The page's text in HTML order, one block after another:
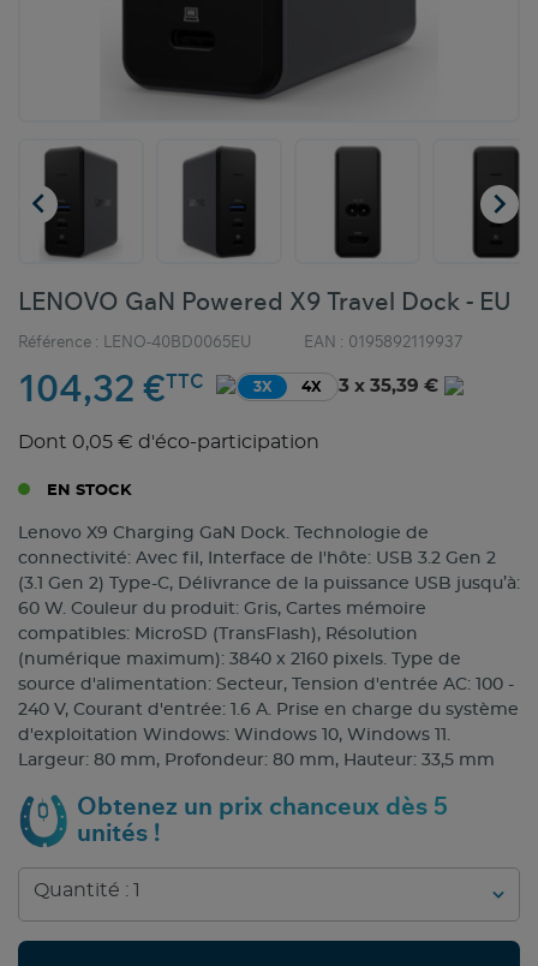
 
LENOVO GaN Powered X9 Travel Dock - EU
Référence : LENO-40BD0065EU EAN : 0195892119937
104,32 €TTC 3X 4X 3 x 35,39 €
Dont 0,05 € d'éco-participation
EN STOCK
Lenovo X9 Charging GaN Dock. Technologie de
connectivité: Avec fil, Interface de l'hôte: USB 3.2 Gen 2
(3.1 Gen 2) Type-C, Délivrance de la puissance USB jusqu’à:
60 W. Couleur du produit: Gris, Cartes mémoire
compatibles: MicroSD (TransFlash), Résolution
(numérique maximum): 3840 x 2160 pixels. Type de
source d'alimentation: Secteur, Tension d'entrée AC: 100 -
240 V, Courant d'entrée: 1.6 A. Prise en charge du système
d'exploitation Windows: Windows 10, Windows 11.
Largeur: 80 mm, Profondeur: 80 mm, Hauteur: 33,5 mm
Obtenez un prix chanceux dès 5
unités !